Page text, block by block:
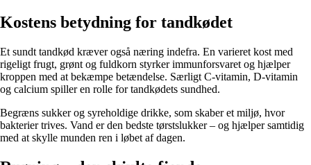
Kostens betydning for tandkødet
Et sundt tandkød kræver også næring indefra. En varieret kost med
rigeligt frugt, grønt og fuldkorn styrker immunforsvaret og hjælper
kroppen med at bekæmpe betændelse. Særligt C-vitamin, D-vitamin
og calcium spiller en rolle for tandkødets sundhed.
Begræns sukker og syreholdige drikke, som skaber et miljø, hvor
bakterier trives. Vand er den bedste tørstslukker – og hjælper samtidig
med at skylle munden ren i løbet af dagen.